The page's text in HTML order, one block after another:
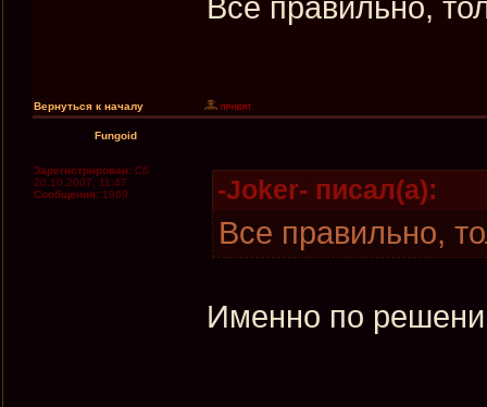
Все правильно,
Вернуться к началу
Fungoid
Зарегистрирован: Сб
20.10.2007, 11:47
Сообщения: 1969 -Joker- писал(а):
Все правильно,
Именно по